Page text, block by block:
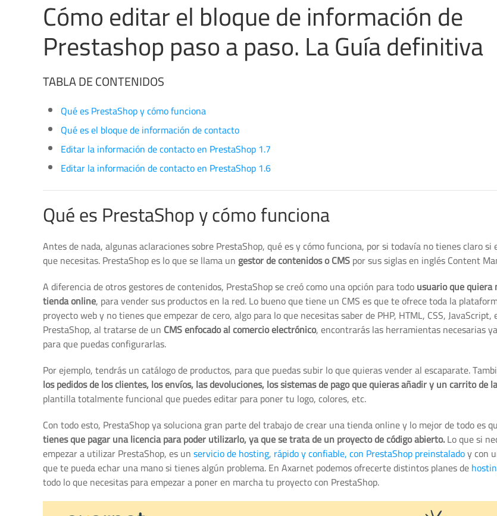
Cómo editar el bloque de información de
Prestashop paso a paso. La Guía definitiva
TABLA DE CONTENIDOS
Qué es PrestaShop y cómo funciona
Qué es el bloque de información de contacto
Editar la información de contacto en PrestaShop 1.7
Editar la información de contacto en PrestaShop 1.6
Qué es PrestaShop y cómo funciona
Antes de nada, algunas aclaraciones sobre PrestaShop, qué es y cómo funciona, por si todavía no tienes claro
que necesitas. PrestaShop es lo que se llama ungestor de contenidos o CMSpor sus siglas en inglés Content
A diferencia de otros gestores de contenidos, PrestaShop se creó como una opción para todousuario que
tienda online, para vender sus productos en la red. Lo bueno que tiene un CMS es que te ofrece toda la
proyecto web y no tienes que empezar de cero, algo para lo que necesitas saber de PHP, HTML, CSS, JavaScript,
PrestaShop, al tratarse de un CMS enfocado al comercio electrónico, encontrarás las herramientas necesarias
para que puedas configurarlas.
Por ejemplo, tendrás un catálogo de productos, para que puedas subir lo que quieras vender al escaparate.
los pedidos de los clientes, los envíos, las devoluciones, los sistemas de pago que quieras añadir y un carrito de
plantilla totalmente funcional que puedes editar para poner tu logo, colores, etc.
Con todo esto, PrestaShop ya soluciona gran parte del trabajo de crear una tienda online y lo mejor de todo es
tienes que pagar una licencia para poder utilizarlo, ya que se trata de un proyecto de código abierto.Lo que si
empezar a utilizar PrestaShop, es unservicio de hosting, rápido y confiable, con PrestaShop preinstaladoy con
que te pueda echar una mano si tienes algún problema. En Axarnet podemos ofrecerte distintos planes de
todo lo que necesitas para empezar a poner en marcha tu proyecto con PrestaShop.